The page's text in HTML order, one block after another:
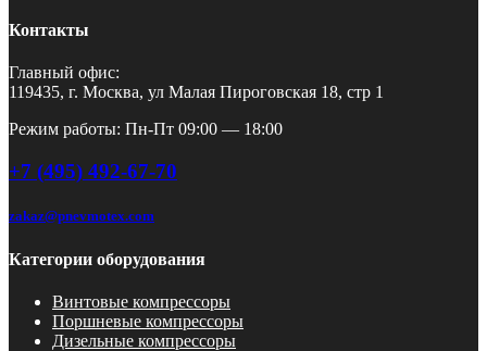
Контакты
Главный офис:
119435, г. Москва, ул Малая Пироговская 18, стр 1
Режим работы: Пн-Пт 09:00 — 18:00
+7 (495) 492-67-70
zakaz@pnevmotex.com
Категории оборудования
Винтовые компрессоры
Поршневые компрессоры
Дизельные компрессоры